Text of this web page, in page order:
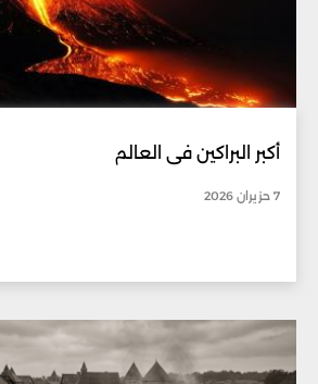
أكبر البراكين في العالم
7 حزيران 2026